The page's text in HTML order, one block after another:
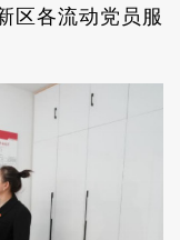
区各流动党员服